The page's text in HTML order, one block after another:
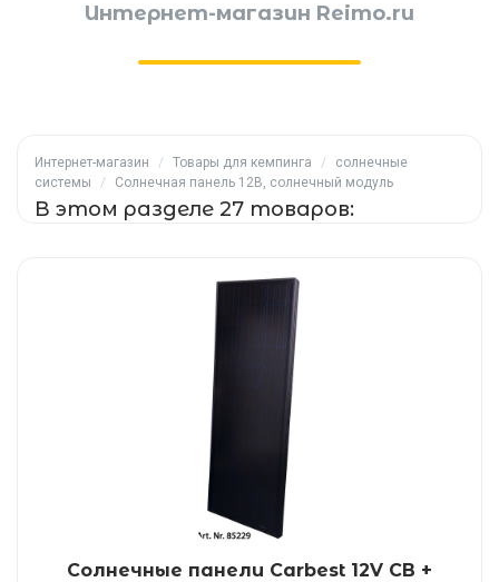
Интернет-магазин Reimo.ru
Интернет-магазин / Товары для кемпинга /
солнечные
системы
/ Солнечная панель 12В, солнечный модуль
В этом разделе 27 товаров:
Солнечные панели Carbest 12V CB +